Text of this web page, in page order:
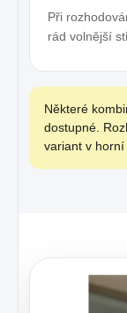
Při
rád volnější
Některé
dostupné.
variant v horní